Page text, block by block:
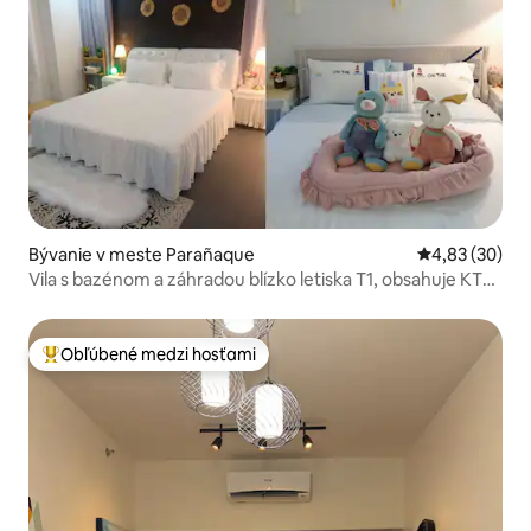
Bývanie v meste Parañaque Priemerné
4,83 (30)
Vila s bazénom a záhradou blízko letiska T1, obsahuje KTV
izbu (pre 25 osôb)
Najobľúbenejšie medzi hosťami
Obľúbené medzi hosťami